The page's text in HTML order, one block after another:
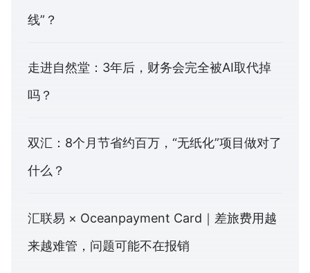
线”？
走进自然堂：3年后，财务会完全被AI取代掉
吗？
双汇：8个月节省约百万，“无纸化”项目做对了
什么？
汇联易 × Oceanpayment Card｜差旅费用越
来越难管，问题可能不在报销